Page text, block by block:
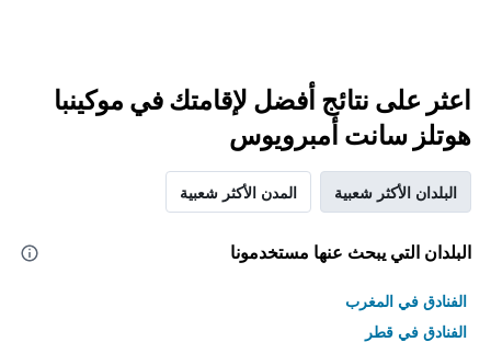
اعثر على نتائج أفضل لإقامتك في موكينبا
هوتلز سانت أمبرويوس
البلدان الأكثر شعبية المدن الأكثر شعبية
البلدان التي يبحث عنها مستخدمونا
الفنادق في المغرب
الفنادق في قطر